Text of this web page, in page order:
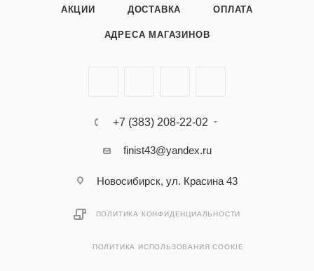
АКЦИИ ДОСТАВКА ОПЛАТА
АДРЕСА МАГАЗИНОВ
+7 (383) 208-22-02
finist43@yandex.ru
Новосибирск, ул. Красина 43
ПОЛИТИКА КОНФИДЕНЦИАЛЬНОСТИ
ПОЛИТИКА ИСПОЛЬЗОВАНИЯ COOKIE